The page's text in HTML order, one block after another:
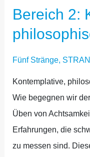
Bereich 2:
Fünf Stränge,
Kontemplative,
Wie begegnen wir
Üben von
Erfahrungen, die
zu messen sind.